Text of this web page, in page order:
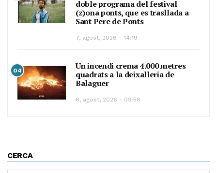
doble programa del festival
(z)ona ponts, que es trasllada a
Sant Pere de Ponts
7, agost, 2026 - 14:19
04
Un incendi crema 4.000 metres
quadrats a la deixalleria de
Balaguer
6, agost, 2026 - 09:58
CERCA